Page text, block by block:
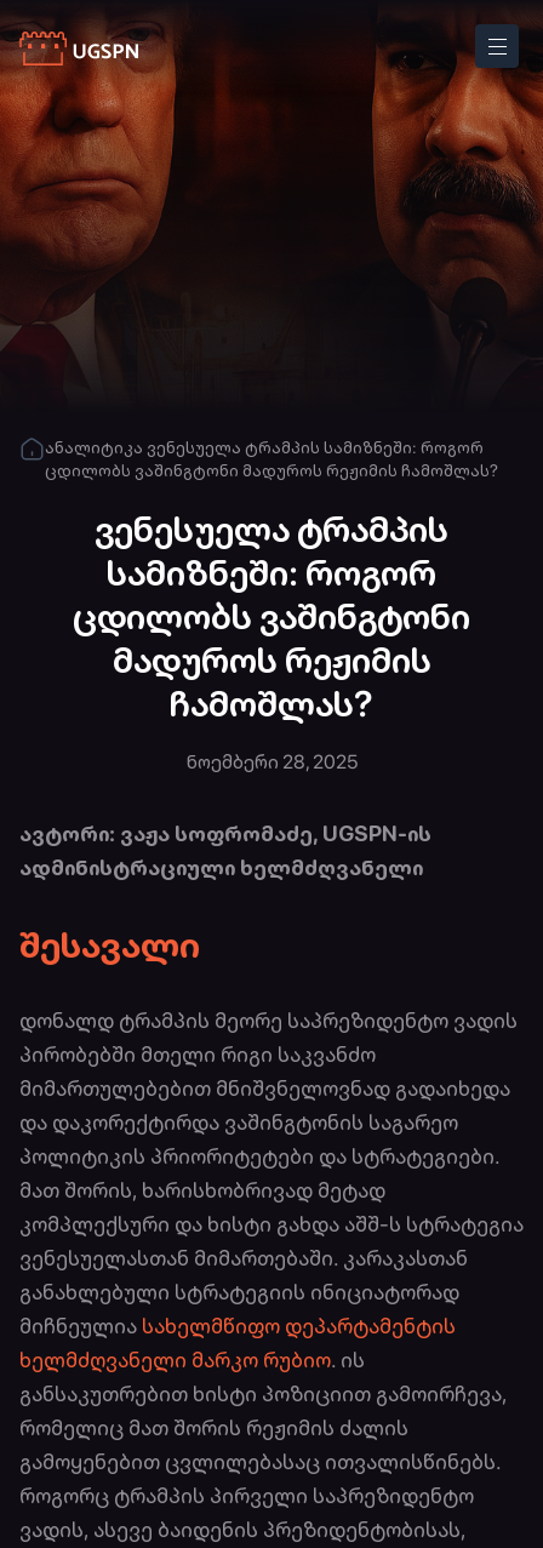
ანალიტიკა ვენესუელა ტრამპის სამიზნეში: როგორ
ცდილობს ვაშინგტონი მადუროს რეჟიმის ჩამოშლას?
ვენესუელა ტრამპის
სამიზნეში: როგორ
ცდილობს ვაშინგტონი
მადუროს რეჟიმის
ჩამოშლას?
ნოემბერი 28, 2025
ავტორი: ვაჟა სოფრომაძე, UGSPN-ის
ადმინისტრაციული ხელმძღვანელი
შესავალი
დონალდ ტრამპის მეორე საპრეზიდენტო ვადის
პირობებში მთელი რიგი საკვანძო
მიმართულებებით მნიშვნელოვნად გადაიხედა
და დაკორექტირდა ვაშინგტონის საგარეო
პოლიტიკის პრიორიტეტები და სტრატეგიები.
მათ შორის, ხარისხობრივად მეტად
კომპლექსური და ხისტი გახდა აშშ-ს სტრატეგია
ვენესუელასთან მიმართებაში. კარაკასთან
განახლებული სტრატეგიის ინიციატორად
მიჩნეულია სახელმწიფო დეპარტამენტის
ხელმძღვანელი მარკო რუბიო. ის
განსაკუთრებით ხისტი პოზიციით გამოირჩევა,
რომელიც მათ შორის რეჟიმის ძალის
გამოყენებით ცვლილებასაც ითვალისწინებს.
როგორც ტრამპის პირველი საპრეზიდენტო
ვადის, ასევე ბაიდენის პრეზიდენტობისას,